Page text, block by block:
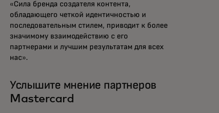
«Сила бренда создателя контента,
обладающего четкой идентичностью и
последовательным стилем, приводит к более
значимому взаимодействию с его
партнерами и лучшим результатам для всех
нас».
Услышите мнение партнеров
Mastercard